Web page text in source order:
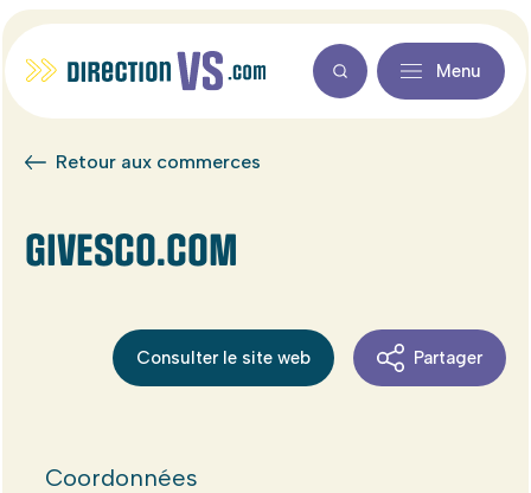
Menu
Retour aux commerces
GIVESCO.COM
Consulter le site web Partager
Coordonnées